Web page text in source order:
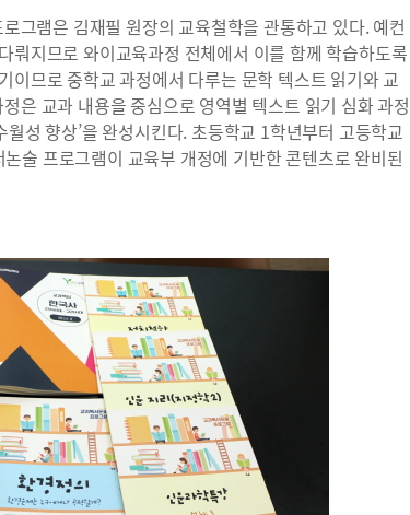
그램은 김재필 원장의 교육철학을 관통하고 있다. 예컨
뤄지므로 와이교육과정 전체에서 이를 함께 학습하도록
이므로 중학교 과정에서 다루는 문학 텍스트 읽기와 교
은 교과 내용을 중심으로 영역별 텍스트 읽기 심화 과정
성 향상’을 완성시킨다. 초등학교 1학년부터 고등학교
술 프로그램이 교육부 개정에 기반한 콘텐츠로 완비된